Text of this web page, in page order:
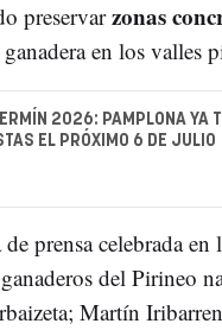
preservarzonas
en los valles
2026: PAMPLONA YA
EL PRÓXIMO 6 DE JULIO
prensa celebrada en
del Pirineo
Martín